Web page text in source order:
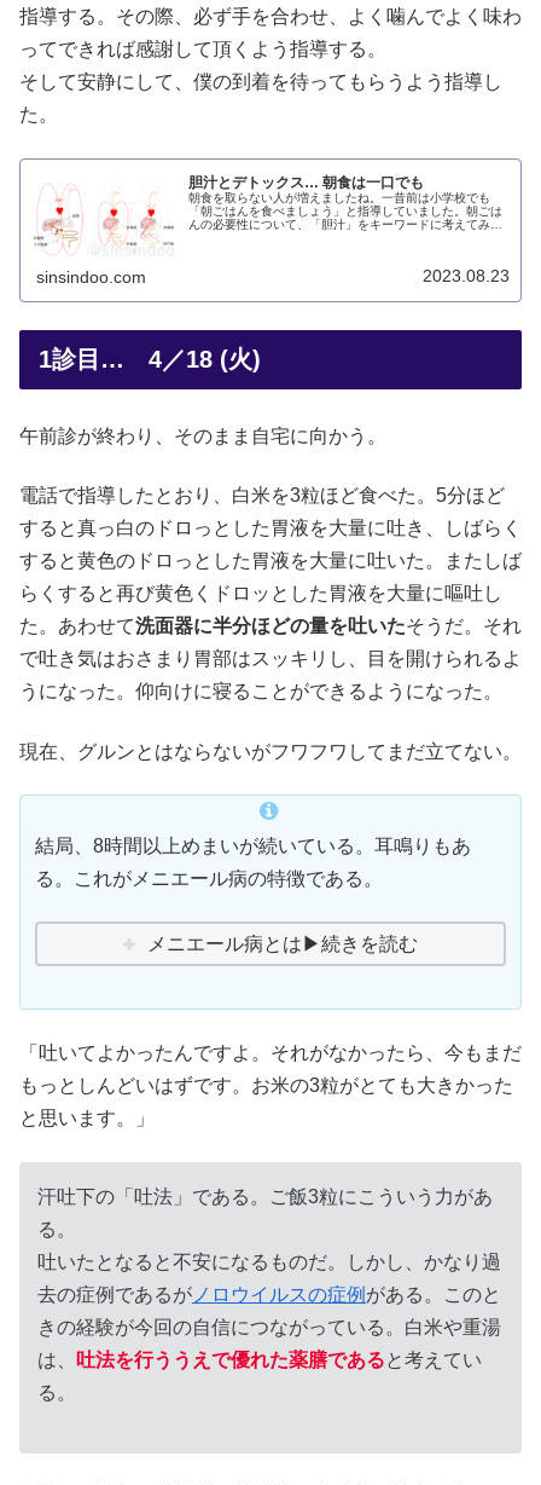
指導する。その際、必ず手を合わせ、よく噛んでよく味わ
ってできれば感謝して頂くよう指導する。
そして安静にして、僕の到着を待ってもらうよう指導し
た。
胆汁とデトックス… 朝食は一口でも
朝食を取らない人が増えましたね。一昔前は小学校でも
「朝ごはんを食べましょう」と指導していました。朝ごは
んの必要性について、「胆汁」をキーワードに考えてみま
sinsindoo.com 2023.08.23
1診目… 4／18 (火)
午前診が終わり、そのまま自宅に向かう。
電話で指導したとおり、白米を3粒ほど食べた。5分ほど
すると真っ白のドロっとした胃液を大量に吐き、しばらく
すると黄色のドロっとした胃液を大量に吐いた。またしば
らくすると再び黄色くドロッとした胃液を大量に嘔吐し
た。あわせて洗面器に半分ほどの量を吐いたそうだ。それ
で吐き気はおさまり胃部はスッキリし、目を開けられるよ
うになった。仰向けに寝ることができるようになった。
現在、グルンとはならないがフワフワしてまだ立てない。
結局、8時間以上めまいが続いている。耳鳴りもあ
る。これがメニエール病の特徴である。
メニエール病とは▶続きを読む
「吐いてよかったんですよ。それがなかったら、今もまだ
もっとしんどいはずです。お米の3粒がとても大きかった
と思います。」
汗吐下の「吐法」である。ご飯3粒にこういう力があ
る。
吐いたとなると不安になるものだ。しかし、かなり過
去の症例であるが ノロウイルスの症例 がある。このと
きの経験が今回の自信につながっている。白米や重湯
は、
吐法を行ううえで優れた薬膳であると考えてい
る。